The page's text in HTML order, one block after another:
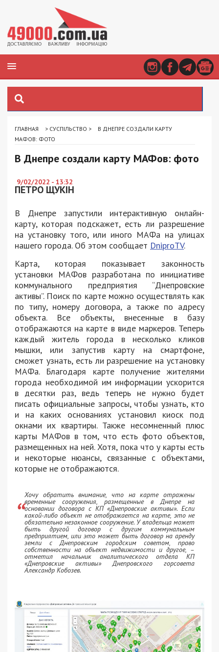
ГЛАВНАЯ > СУСПІЛЬСТВО >
В ДНЕПРЕ СОЗДАЛИ КАРТУ
МАФОВ: ФОТО
В Днепре создали карту МАФов: фото
9/02/2022 - 13:32
ПЕТРО ЩУКІН
В Днепре запустили интерактивную онлайн-
карту, которая подскажет, есть ли разрешение
на установку того, или иного МАФа на улицах
нашего города. Об этом сообщает DniproTV.
Карта, которая показывает законность
установки МАФов разработана по инициативе
коммунального предприятия “Днепровские
активы”. Поиск по карте можно осуществлять как
по типу, номеру договора, а также по адресу
объекта. Все объекты, внесенные в базу
отображаются на карте в виде маркеров. Теперь
каждый житель города в несколько кликов
мышки, или запустив карту на смартфоне,
сможет узнать, есть ли разрешение на установку
МАФа. Благодаря карте получение жителями
города необходимой им информации ускорится
в десятки раз, ведь теперь не нужно будет
писать официальные запросы, чтобы узнать, кто
и на каких основаниях установил киоск под
окнами их квартиры. Также несомненный плюс
карты МАФов в том, что есть фото объектов,
размещенных на ней. Хотя, пока что у карты есть
и некоторые нюансы, связанные с объектами,
которые не отображаются.
Хочу обратить внимание, что на карте отражены
временные сооружения, размещенные в Днепре на
основании договора с КП «Днепровские активы». Если
какой-либо объект не отображается на карте, это не
обязательно незаконное сооружение. У владельца может
быть другой договор с другим коммунальным
предприятием, или это может быть договор на аренду
земли с Днепровским городским советом, право
собственности на объект недвижимости и другое, –
отметил начальник аналитического отдела КП
«Днепровские активы» Днепровского горсовета
Александр Кобозев.